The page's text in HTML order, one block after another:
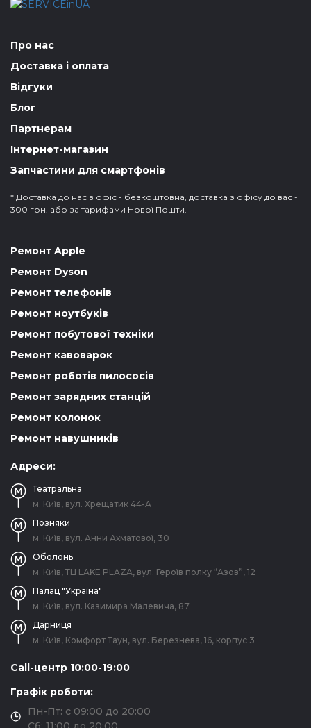
Про нас
Доставка і оплата
Відгуки
Блог
Партнерам
Інтернет-магазин
Запчастини для смартфонів
* Доставка до нас в офіс - безкоштовна, доставка з офісу до вас -
300 грн. або за тарифами Нової Пошти.
Ремонт Apple
Ремонт Dyson
Ремонт телефонів
Ремонт ноутбуків
Ремонт побутової техніки
Ремонт кавоварок
Ремонт роботів пилососів
Ремонт зарядних станцій
Ремонт колонок
Ремонт навушників
Адреси:
Театральна
м. Київ, вул. Хрещатик 44-A
Позняки
м. Київ, вул. Анни Ахматової, 30
Оболонь
м. Київ, ТЦ LAKE PLAZA, вул. Героїв полку “Азов”, 12
Палац "Україна"
м. Київ, вул. Казимира Малевича, 87
Дарниця
м. Київ, Комфорт Таун, вул. Березнева, 16, корпус 3
Call-центр 10:00-19:00
Графік роботи:
Пн-Пт: с 09:00 до 20:00